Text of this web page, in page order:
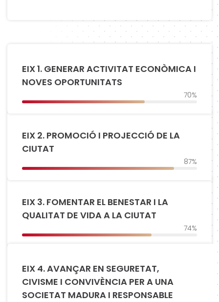
EIX 1. GENERAR ACTIVITAT ECONÒMICA I
NOVES OPORTUNITATS
70%
EIX 2. PROMOCIÓ I PROJECCIÓ DE LA
CIUTAT
87%
EIX 3. FOMENTAR EL BENESTAR I LA
QUALITAT DE VIDA A LA CIUTAT
74%
EIX 4. AVANÇAR EN SEGURETAT,
CIVISME I CONVIVÈNCIA PER A UNA
SOCIETAT MADURA I RESPONSABLE